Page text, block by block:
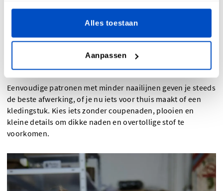
Alles toestaan
Aanpassen
alternatief zoals patroongewichtjes of bindclips om te
voorkomen dat de stof verschuift.
Kies een eenvoudig naaipatroon voor projecten met
Eenvoudige patronen met minder naailijnen geven je steeds
de beste afwerking, of je nu iets voor thuis maakt of een
kledingstuk. Kies iets zonder coupenaden, plooien en
kleine details om dikke naden en overtollige stof te
voorkomen.